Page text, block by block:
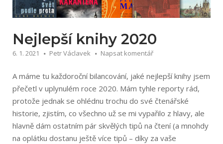
Nejlepší knihy 2020
6. 1. 2021 Petr Václavek Napsat komentář
A máme tu každoroční bilancování, jaké nejlepší knihy jsem
přečetl v uplynulém roce 2020. Mám tyhle reporty rád,
protože jednak se ohlédnu trochu do své čtenářské
historie, zjistím, co všechno už se mi vypařilo z hlavy, ale
hlavně dám ostatním pár skvělých tipů na čtení (a mnohdy
na oplátku dostanu ještě více tipů – díky za vaše